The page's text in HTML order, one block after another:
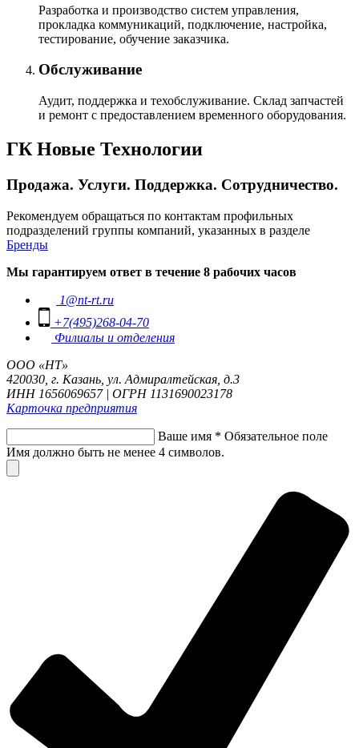
Разработка и производство систем управления,
прокладка коммуникаций, подключение, настройка,
тестирование, обучение заказчика.
Обслуживание
Аудит, поддержка и техобслуживание. Склад запчастей
и ремонт с предоставлением временного оборудования.
ГК Новые Технологии
Продажа. Услуги. Поддержка. Сотрудничество.
Рекомендуем обращаться по контактам профильных
подразделений группы компаний, указанных в разделе
Бренды
Мы гарантируем ответ в течение 8 рабочих часов
1@nt-rt.ru
+7(495)268-04-70
Филиалы и отделения
ООО «НТ»
420030, г. Казань, ул. Адмиралтейская, д.3
ИНН 1656069657 | ОГРН 1131690023178
Карточка предприятия
Ваше имя * Обязательное поле
Имя должно быть не менее 4 символов.